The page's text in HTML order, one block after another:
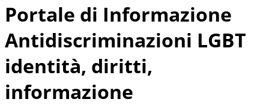
Portale di Informazione
Antidiscriminazioni LGBT
identità, diritti,
informazione